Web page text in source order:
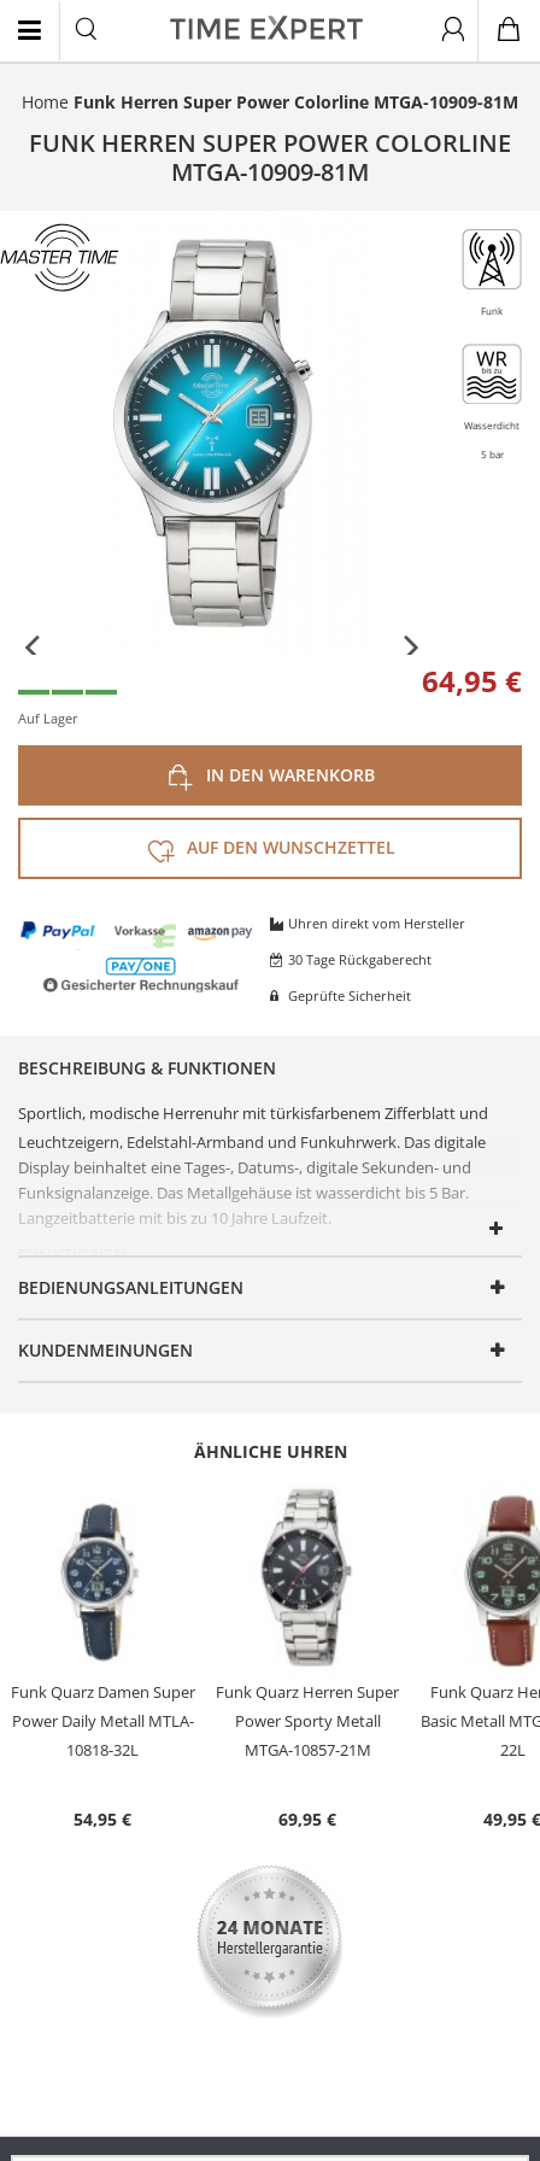
Home Funk Herren Super Power Colorline MTGA-10909-81M
FUNK HERREN SUPER POWER COLORLINE
MTGA-10909-81M
Funk
Wasserdicht
5 bar
64,95 €
Auf Lager
IN DEN WARENKORB
AUF DEN WUNSCHZETTEL
Uhren direkt vom Hersteller
30 Tage Rückgaberecht
Geprüfte Sicherheit
BESCHREIBUNG & FUNKTIONEN
Sportlich, modische Herrenuhr mit türkisfarbenem Zifferblatt und
Leuchtzeigern, Edelstahl-Armband und Funkuhrwerk. Das digitale
Display beinhaltet eine Tages-, Datums-, digitale Sekunden- und
Funksignalanzeige. Das Metallgehäuse ist wasserdicht bis 5 Bar.
Langzeitbatterie mit bis zu 10 Jahre Laufzeit.
FUNKTIONEN
Artikelnummer
MTGA-10909-81M
Modisch elegant
Zeitsignal
Uhrwerk
TD2203G-03, Empfang des Signals DCF
77 (Mainflingen, DE)
Genauigkeit
+/- 1 Sekunde/1 Mio. Jahre
Analog-Digital
Besondere
Datumsanzeige, Ewiger Kalender,
Stunde/Minute/Sekunde,
5 Bar
Mineralglas
Metall
Silber
BEDIENUNGSANLEITUNGEN
KUNDENMEINUNGEN
ÄHNLICHE UHREN
Funk Quarz Damen Super
Power Daily Metall MTLA-
10818-32L
54,95 €
Funk Quarz Herren Super
Power Sporty Metall
MTGA-10857-21M
69,95 €
Funk Quarz
Basic Metall
22L
49,95 €